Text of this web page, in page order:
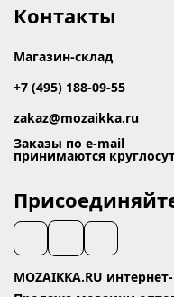
Контакты
Магазин-склад
+7 (495) 188-09-55
zakaz@mozaikka.ru
Заказы по e-mail
принимаются
MOZAIKKA.RU